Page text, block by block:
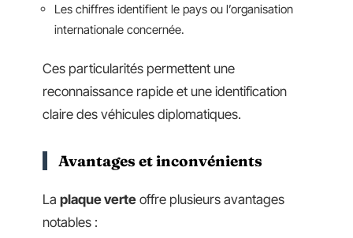
Les chiffres identifient le pays ou l’organisation
internationale concernée.
Ces particularités permettent une
reconnaissance rapide et une identification
claire des véhicules diplomatiques.
Avantages et inconvénients
La plaque verte offre plusieurs avantages
notables :